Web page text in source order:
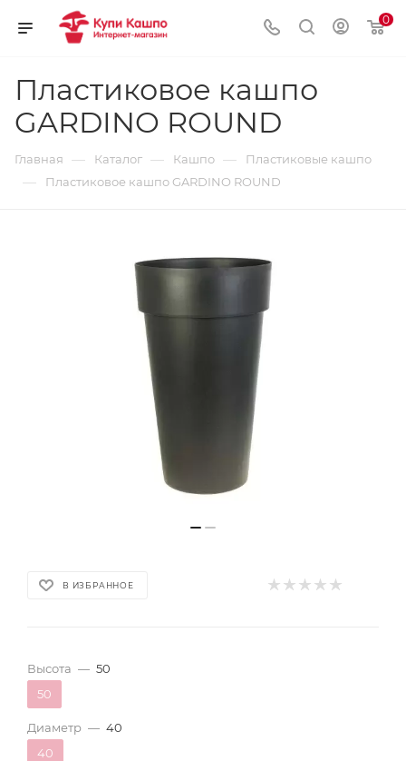
0
Пластиковое кашпо
GARDINO ROUND
Главная — Каталог — Кашпо — Пластиковые кашпо
— Пластиковое кашпо GARDINO ROUND
В ИЗБРАННОЕ
Высота — 50
50
Диаметр — 40
40